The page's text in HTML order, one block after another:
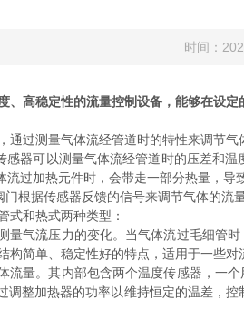
时间：
、高稳定性的流量控制设备，能够在设
测量气体流经管道时的特性来调节气
可以测量气体流经管道时的压差和温
过加热元件时，会带走一部分热量，
据传感器反馈的信号来调节气体的流量
和热式两种类型：
流压力的变化。当气体流过毛细管时
简单、稳定性好的特点，适用于一些对
。其内部包含两个温度传感器，一个
整加热器的功率以维持恒定的温差，